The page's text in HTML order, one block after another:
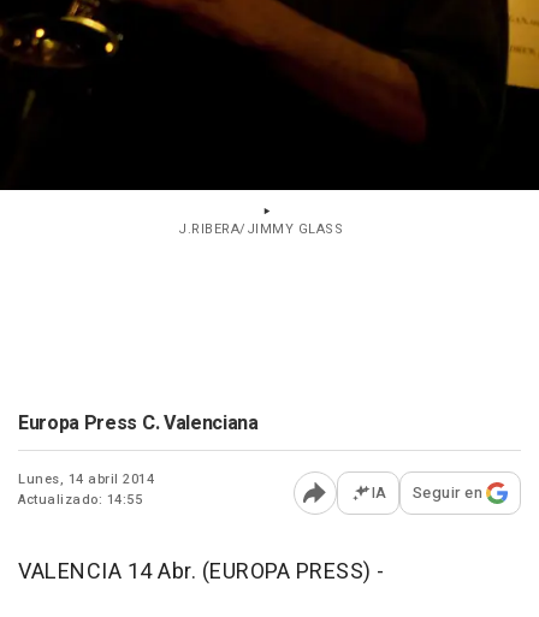
J.RIBERA/JIMMY GLASS
Europa Press C. Valenciana
Lunes, 14 abril 2014
Actualizado: 14:55
Abrir opciones para
IA Seguir en
VALENCIA 14 Abr. (EUROPA PRESS) -